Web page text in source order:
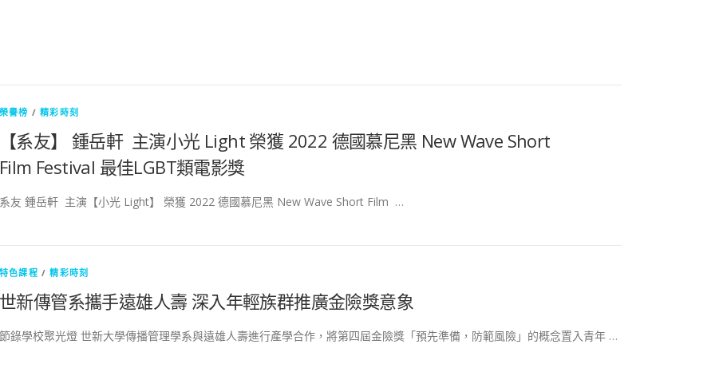
榮譽榜 /精彩時刻
【系友】 鍾岳軒 主演小光 Light 榮獲 2022 德國慕尼黑 New Wave Short
Film Festival 最佳LGBT類電影獎
系友 鍾岳軒 主演【小光 Light】 榮獲 2022 德國慕尼黑 New Wave Short Film …
特色課程 /精彩時刻
世新傳管系攜手遠雄人壽 深入年輕族群推廣金險獎意象
節錄學校聚光燈 世新大學傳播管理學系與遠雄人壽進行產學合作，將第四屆金險獎「預先準備，防範風險」的概念置入青年 …